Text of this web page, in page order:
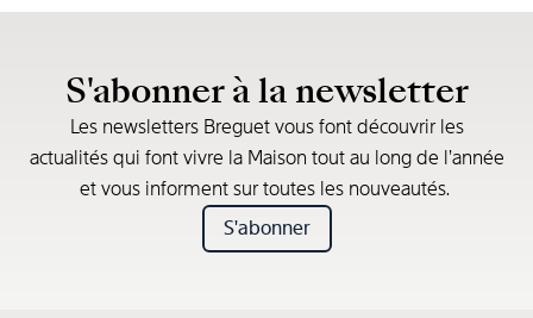
S'abonner à la newsletter
Les newsletters Breguet vous font découvrir les
actualités qui font vivre la Maison tout au long de l’année
et vous informent sur toutes les nouveautés.
S'abonner